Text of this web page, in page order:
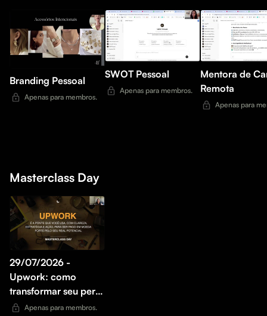
Branding Pessoal
Apenas para membros.
SWOT Pessoal
Apenas para membros.
Mentora de
Remota
Apenas para
Masterclass Day
29/07/2026 -
Upwork: como
transformar seu perfil
em uma fonte real de
Apenas para membros.